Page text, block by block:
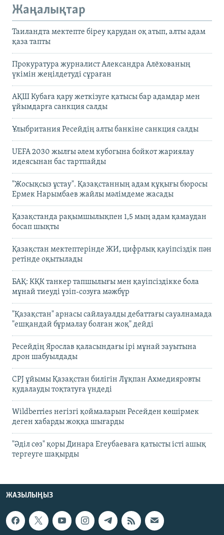
Жаңалықтар
Таиландта мектепте біреу қарудан оқ атып, алты адам
қаза тапты
Прокуратура журналист Александра Алёхованың
үкімін жеңілдетуді сұраған
АҚШ Кубаға қару жеткізуге қатысы бар адамдар мен
ұйымдарға санкция салды
Ұлыбритания Ресейдің алты банкіне санкция салды
UEFA 2030 жылғы әлем кубогына бойкот жариялау
идеясынан бас тартпайды
"Жосықсыз ұстау". Қазақстанның адам құқығы бюросы
Ермек Нарымбаев жайлы мәлімдеме жасады
Қазақстанда рақымшылықпен 1,5 мың адам қамаудан
босап шықты
Қазақстан мектептерінде ЖИ, цифрлық қауіпсіздік пән
ретінде оқытылады
БАҚ: КҚК танкер тапшылығы мен қауіпсіздікке бола
мұнай тиеуді үзіп-созуға мәжбүр
"Қазақстан" арнасы сайлауалды дебаттағы сауалнамада
"ешқандай бұрмалау болған жоқ" дейді
Ресейдің Ярослав қаласындағы ірі мұнай зауытына
дрон шабуылдады
CPJ ұйымы Қазақстан билігін Лұқпан Ахмедияровты
қудалауды тоқтатуға үндеді
Wildberries негізгі қоймаларын Ресейден көшірмек
деген хабарды жоққа шығарды
"Әділ сөз" қоры Динара Егеубаеваға қатысты істі ашық
тергеуге шақырды
ЖАЗЫЛЫҢЫЗ